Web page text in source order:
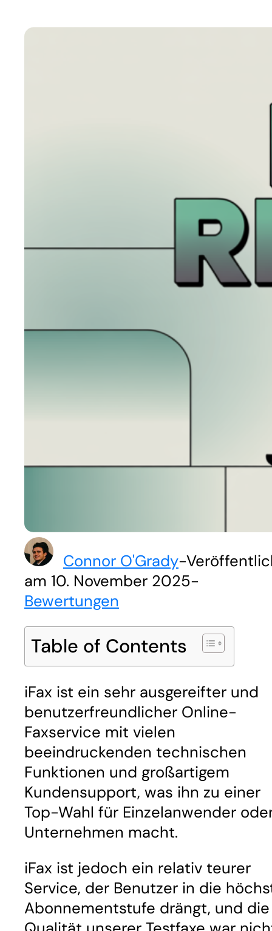
Connor O'Grady-
am 10. November 2025-
Bewertungen
Table of Contents
iFax ist ein sehr ausgereifter und
benutzerfreundlicher Online-
Faxservice mit vielen
beeindruckenden technischen
Funktionen und großartigem
Kundensupport, was ihn zu einer
Top-Wahl für Einzelanwender
Unternehmen macht.
iFax ist jedoch ein relativ teurer
Service, der Benutzer in die
Abonnementstufe drängt, und die